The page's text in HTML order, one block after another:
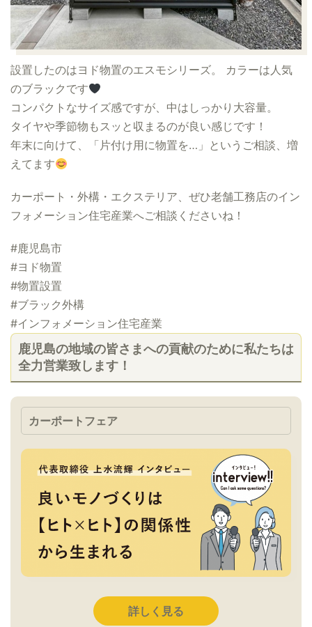
設置したのはヨド物置のエスモシリーズ。
カラーは人気
のブラックです
コンパクトなサイズ感ですが、中はしっかり大容量。
タイヤや季節物もスッと収まるのが良い感じです！
年末に向けて、「片付け用に物置を…」というご相談、増
えてます
カーポート・外構・エクステリア、ぜひ老舗工務店のイン
フォメーション住宅産業へご相談くださいね！
#鹿児島市
#ヨド物置
#物置設置
#ブラック外構
#インフォメーション住宅産業
鹿児島の地域の皆さまへの貢献のために私たちは
全力営業致します！
カーポートフェア
詳しく見る